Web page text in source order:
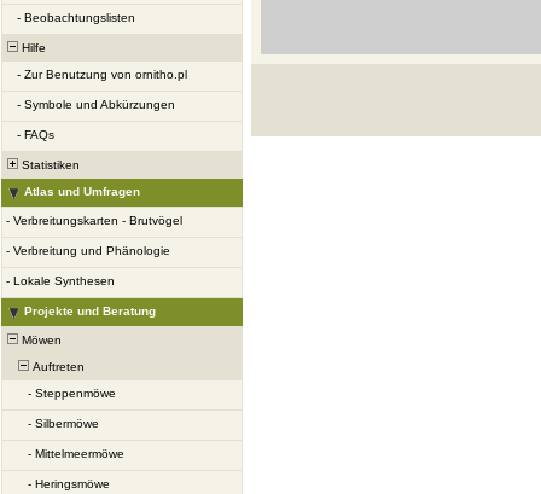
- Beobachtungslisten
Hilfe
- Zur Benutzung von ornitho.pl
- Symbole und Abkürzungen
- FAQs
Statistiken
Atlas und Umfragen
- Verbreitungskarten - Brutvögel
- Verbreitung und Phänologie
- Lokale Synthesen
Projekte und Beratung
Möwen
Auftreten
- Steppenmöwe
- Silbermöwe
- Mittelmeermöwe
- Heringsmöwe